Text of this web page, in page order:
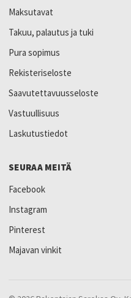
Maksutavat
Takuu, palautus ja tuki
Pura sopimus
Rekisteriseloste
Saavutettavuusseloste
Vastuullisuus
Laskutustiedot
SEURAA MEITÄ
Facebook
Instagram
Pinterest
Majavan vinkit